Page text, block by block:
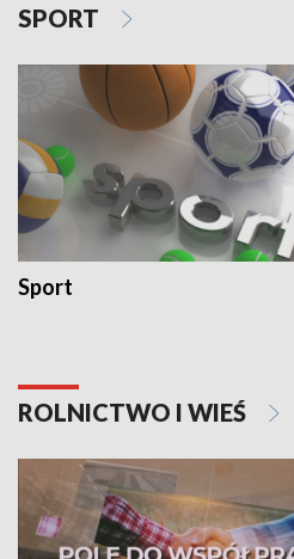
SPORT
Sport
ROLNICTWO I WIEŚ